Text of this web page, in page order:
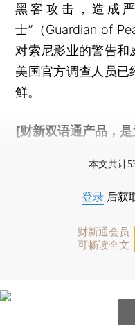
黑客攻击，造成
士”（Guardian of
对索尼影业的警告和
美国官方调查人员已
鲜。
[财新双语通产品，
本文共计
登录 后获
财新通会员
可畅读全文